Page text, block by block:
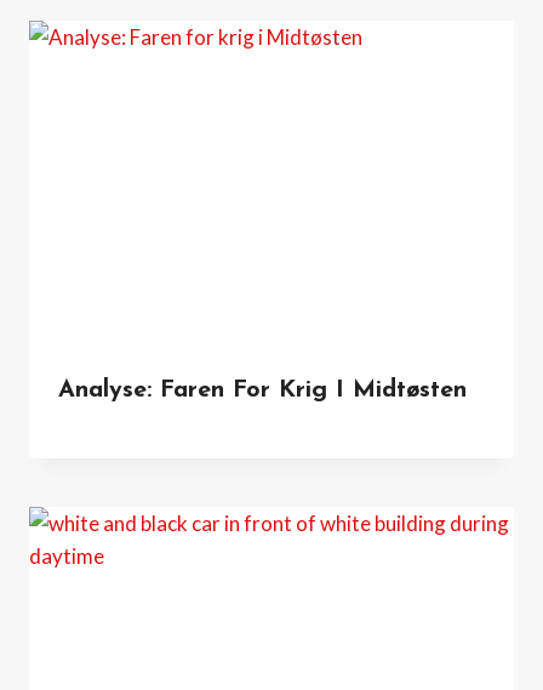
Analyse: Faren For Krig I Midtøsten